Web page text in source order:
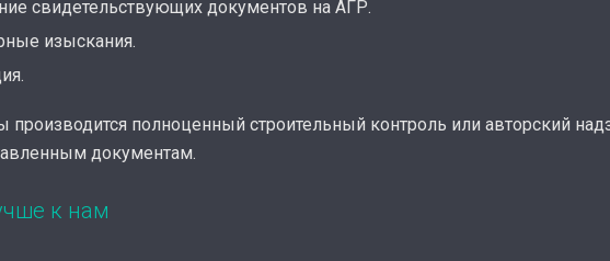
свидетельствующих документов на АГР.
изыскания.
производится полноценный строительный контроль или авторский
документам.
к нам